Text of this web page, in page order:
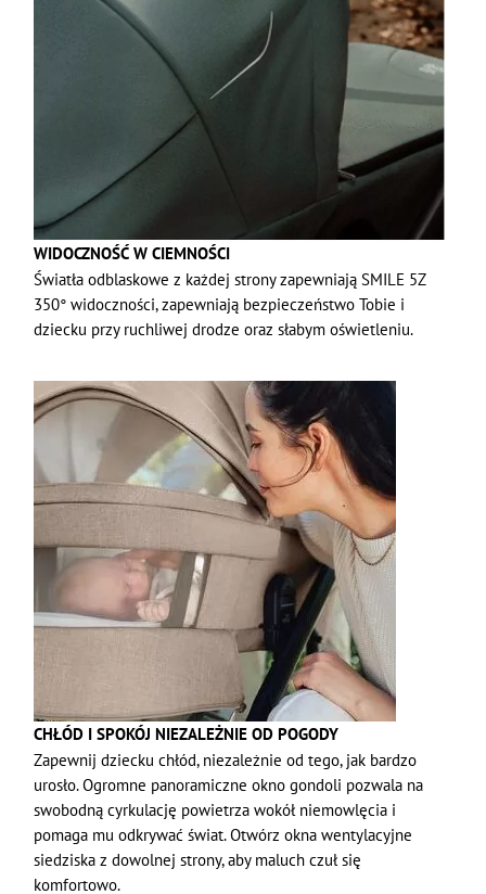
WIDOCZNOŚĆ W CIEMNOŚCI
Światła odblaskowe z każdej strony zapewniają SMILE 5Z
350° widoczności, zapewniają bezpieczeństwo Tobie i
dziecku przy ruchliwej drodze oraz słabym oświetleniu.
CHŁÓD I SPOKÓJ NIEZALEŻNIE OD POGODY
Zapewnij dziecku chłód, niezależnie od tego, jak bardzo
urosło. Ogromne panoramiczne okno gondoli pozwala na
swobodną cyrkulację powietrza wokół niemowlęcia i
pomaga mu odkrywać świat. Otwórz okna wentylacyjne
siedziska z dowolnej strony, aby maluch czuł się
komfortowo.